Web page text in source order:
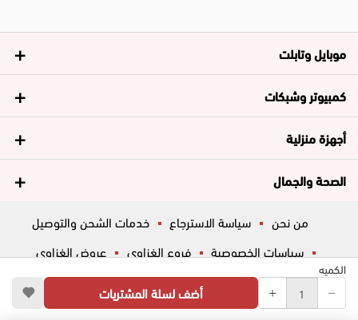
الكميه
أضف لسلة المشتريات
موبايل وتابلت
كمبيوتر وشبكات
أجهزة منزلية
الصحة والجمال
من نحن سياسة الاسترجاع
خدمات الشحن والتوصيل
سياسات الخصوصية
فروع الغزاوي
عروض الغزاوي
المساعدة
ڤاليو أسئلة شائعة